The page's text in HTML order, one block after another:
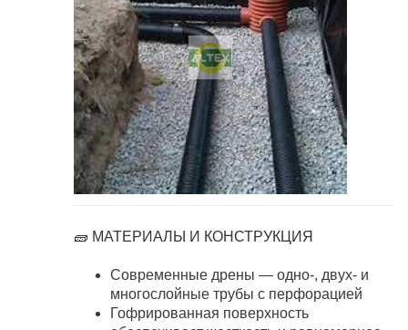
🧱 МАТЕРИАЛЫ И КОНСТРУКЦИЯ
Современные дрены — одно-, двух- и
многослойные трубы с перфорацией
Гофрированная поверхность